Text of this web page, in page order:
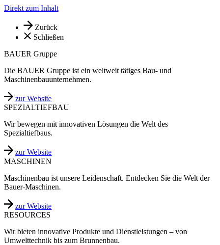
Direkt zum Inhalt
Zurück
Schließen
BAUER Gruppe
Die BAUER Gruppe ist ein weltweit tätiges Bau- und
Maschinenbauunternehmen.
zur Website
SPEZIALTIEFBAU
Wir bewegen mit innovativen Lösungen die Welt des
Spezialtiefbaus.
zur Website
MASCHINEN
Maschinenbau ist unsere Leidenschaft. Entdecken Sie die Welt der
Bauer-Maschinen.
zur Website
RESOURCES
Wir bieten innovative Produkte und Dienstleistungen – von
Umwelttechnik bis zum Brunnenbau.